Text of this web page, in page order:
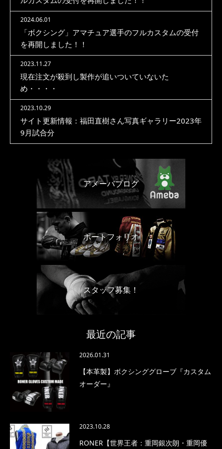
2024.06.01
「ボクシング」アマチュア選手のフルカスタムの受付
を再開しました！！
2023.11.27
現在注文が殺到し製作が追いついていないた
め・・・・
2023.10.29
サイト更新情報：福田直樹さん写真ギャラリー2023年
9月試合分
アメーバブログ
ポートフォリオ
スタッフ募集！
最近の記事
2026.01.31
【本革製】ボクシンググローブ『カスタム
オーダー』
2023.10.28
RONER【世界王者：重岡銀次朗・重岡優